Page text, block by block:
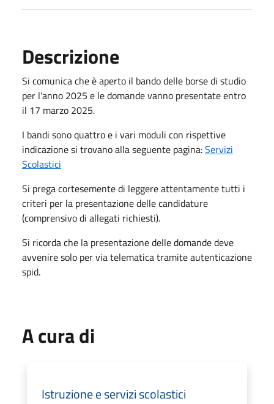
Descrizione
Si comunica che è aperto il bando delle borse di studio
per l'anno 2025 e le domande vanno presentate entro
il 17 marzo 2025.
I bandi sono quattro e i vari moduli con rispettive
indicazione si trovano alla seguente pagina:Servizi
Scolastici
Si prega cortesemente di leggere attentamente tutti i
criteri per la presentazione delle candidature
(comprensivo di allegati richiesti).
Si ricorda che la presentazione delle domande deve
avvenire solo per via telematica tramite autenticazione
spid.
A cura di
Istruzione e servizi scolastici